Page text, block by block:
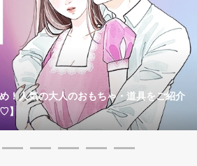
！人気の大人のおもちゃ・道具をご紹介
】